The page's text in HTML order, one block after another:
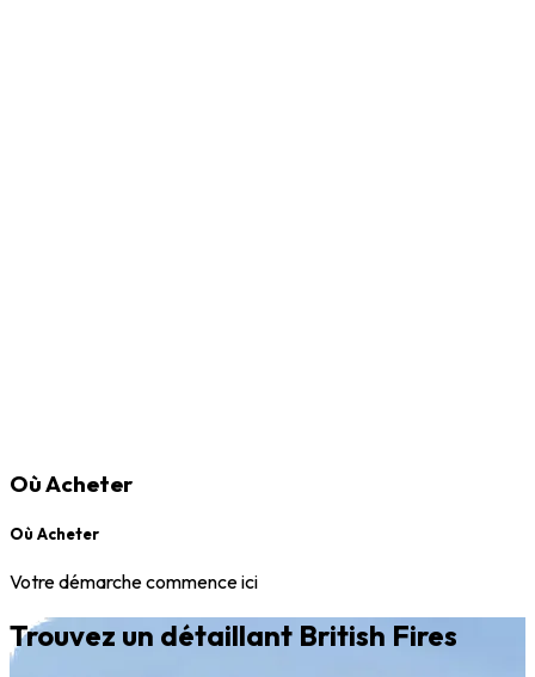
Où Acheter
Où Acheter
Votre démarche commence ici
Trouvez un détaillant British Fires